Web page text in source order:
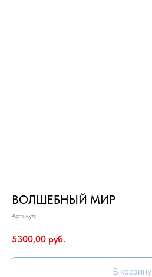
ВОЛШЕБНЫЙ МИР
Артикул:
5300,00 руб.
В корзину